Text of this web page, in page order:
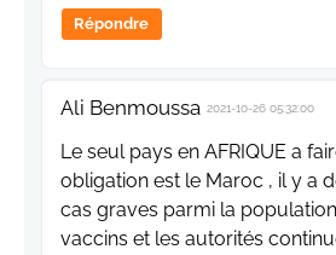
Répondre
Ali Benmoussa 2021-10-26 05:32:00
Le seul pays en AFRIQUE a
obligation est le Maroc , il y a
cas graves parmi la
vaccins et les autorités